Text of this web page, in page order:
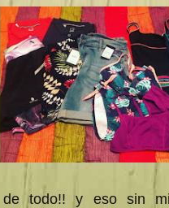
todo!! y eso sin